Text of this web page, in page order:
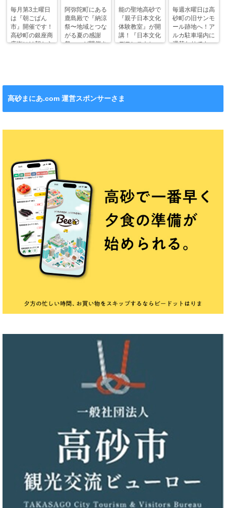
毎月第3土曜日
は『朝ごぱん
市』開催です！
高砂町の銀座商
店街には朝から
阿弥陀町にある
鹿島殿で『納涼
祭〜地域とつな
がる夏の感謝
祭〜』が開催さ
能の聖地高砂で
『親子日本文化
体験教室』が開
講！『日本文化
デモンストレー
毎週水曜日は高
砂町の旧サンモ
ール跡地へ！ア
ルカ駐車場内に
週替わりでキッ
高砂まにあ.com 運営スポンサーさま